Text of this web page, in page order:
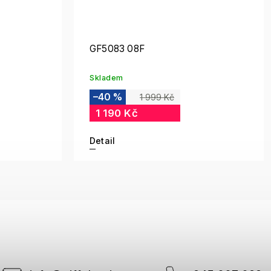
GF5083 08F
Skladem
1 999 Kč
–40 %
1 190 Kč
Detail